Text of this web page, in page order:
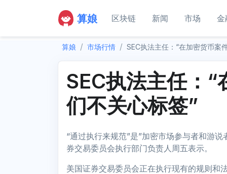
算娘 区块链 新闻 市场 金
算娘 市场行情 SEC执法主任：“在加密货币案
SEC执法主任：
们不关心标签”
“通过执行来规范”是”加密市场参与者和游
券交易委员会执行部门负责人周五表示。
美国证券交易委员会正在执行现有的规则